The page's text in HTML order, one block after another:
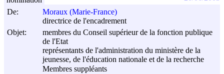
De:
Moraux (Marie-France)
directrice de l'encadrement
Objet:
membres du Conseil supérieur de la fonction publique
de l'Etat
représentants de l'administration du ministère de la
jeunesse, de l'éducation nationale et de la recherche
Membres suppléants